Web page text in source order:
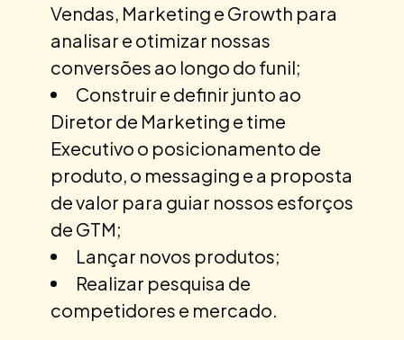
Vendas, Marketing e Growth para
analisar e otimizar nossas
conversões ao longo do funil;
Construir e definir junto ao
Diretor de Marketing e time
Executivo o posicionamento de
produto, o messaging e a proposta
de valor para guiar nossos esforços
de GTM;
Lançar novos produtos;
Realizar pesquisa de
competidores e mercado.